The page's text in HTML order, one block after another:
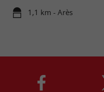
1,1 km - Arès